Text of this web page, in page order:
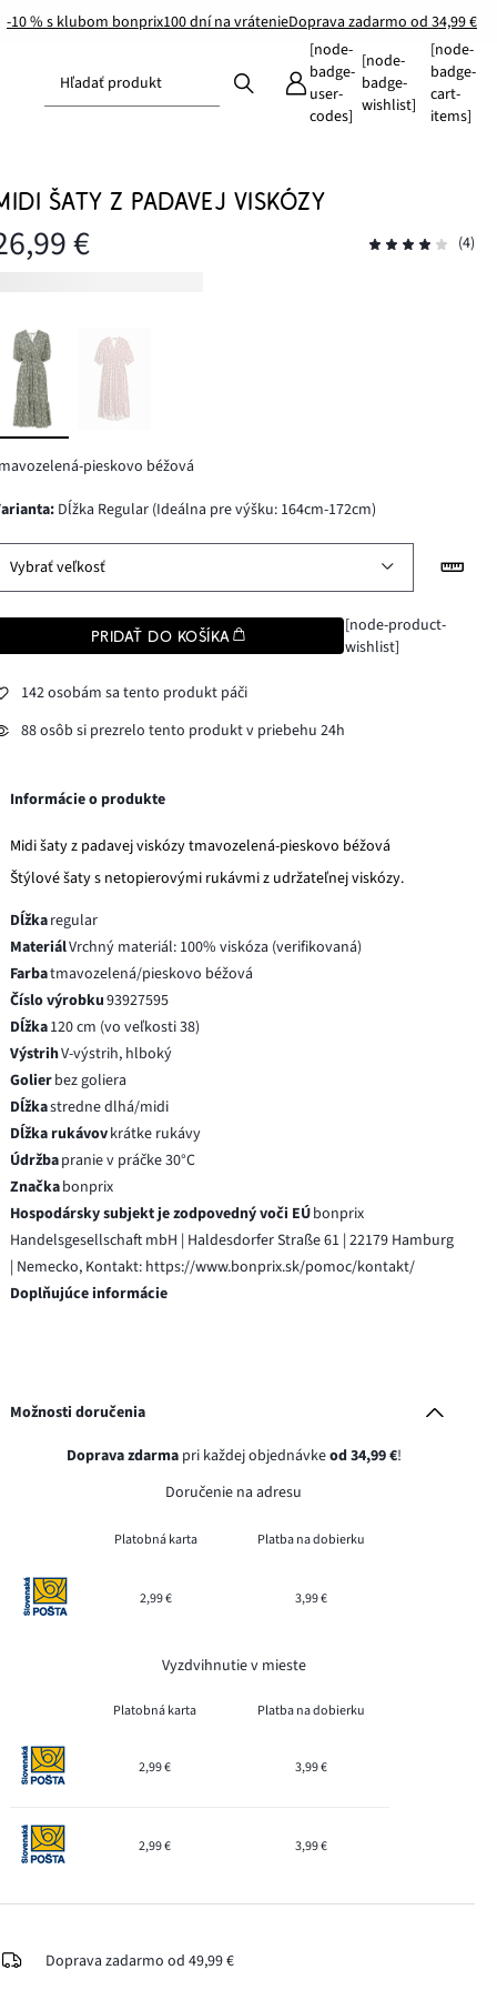
-10 % s klubom bonprix100 dní na vrátenieDoprava zadarmo od 34,99 €
Hľadať produkt
[node-
badge-
user-
codes]
[node-
badge-
wishlist]
[node-
badge-
cart-
items]
ŠATY Z PADAVEJ VISKÓZY
€ (4)
pieskovo béžová
varianta: Dĺžka Regular (Ideálna pre výšku: 164cm-172cm)
Vybrať veľkosť
PRIDAŤ DO KOŠÍKA
[node-product-
wishlist]
142 osobám sa tento produkt páči
88 osôb si prezrelo tento produkt v priebehu 24h
Informácie o produkte
Midi šaty z padavej viskózy tmavozelená-pieskovo béžová
Štýlové šaty s netopierovými rukávmi z udržateľnej viskózy.
Dĺžkaregular
MateriálVrchný materiál: 100% viskóza (verifikovaná)
Farbatmavozelená/pieskovo béžová
Číslo výrobku93927595
Dĺžka120 cm (vo veľkosti 38)
VýstrihV-výstrih, hlboký
Golierbez goliera
Dĺžkastredne dlhá/midi
Dĺžka rukávovkrátke rukávy
Údržbapranie v práčke 30°C
Značkabonprix
Hospodársky subjekt je zodpovedný voči EÚbonprix
Handelsgesellschaft mbH | Haldesdorfer Straße 61 | 22179 Hamburg
| Nemecko, Kontakt: https://www.bonprix.sk/pomoc/kontakt/
Doplňujúce informácie
Možnosti doručenia
Doprava zdarmapri každej objednávkeod 34,99 €!
Doručenie na adresu
Platobná karta Platba na dobierku
2,99 € 3,99 €
Vyzdvihnutie v mieste
Platobná karta Platba na dobierku
2,99 € 3,99 €
2,99 € 3,99 €
Doprava zadarmo od 49,99 €